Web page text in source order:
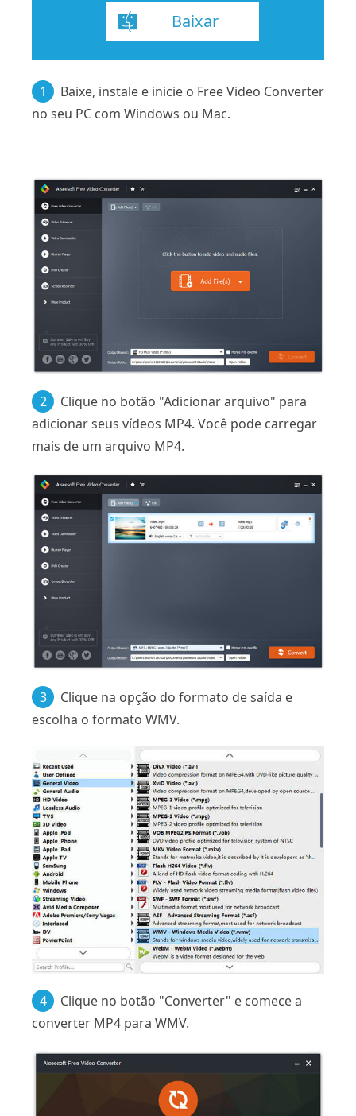
Baixar
1
Baixe, instale e inicie o Free Video Converter
no seu PC com Windows ou Mac.
2
Clique no botão "Adicionar arquivo" para
adicionar seus vídeos MP4. Você pode carregar
mais de um arquivo MP4.
3
Clique na opção do formato de saída e
escolha o formato WMV.
4
Clique no botão "Converter" e comece a
converter MP4 para WMV.